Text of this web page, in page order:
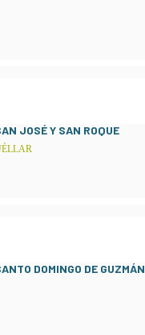
JOSÉ Y SAN ROQUE
DOMINGO DE GUZMÁN